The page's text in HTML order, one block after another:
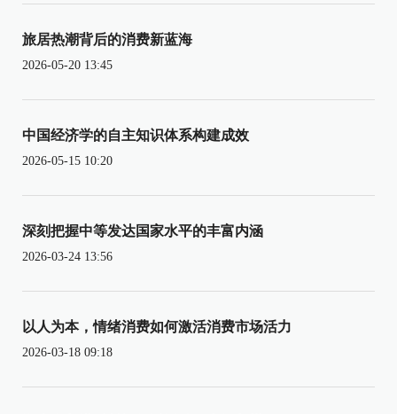
旅居热潮背后的消费新蓝海
2026-05-20 13:45
中国经济学的自主知识体系构建成效
2026-05-15 10:20
深刻把握中等发达国家水平的丰富内涵
2026-03-24 13:56
以人为本，情绪消费如何激活消费市场活力
2026-03-18 09:18